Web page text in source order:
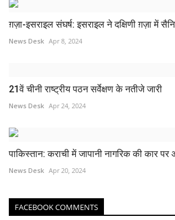
ग़ज़ा-इसराइल संघर्ष: इसराइल ने दक्षिणी ग़ज़ा में
News Desk Apr 8, 2024
21वें चीनी राष्ट्रीय पठन सर्वेक्षण के नतीजे जारी
News Desk Apr 24, 2024
पाकिस्तान: कराची में जापानी नागरिक की कार पर
News Desk Apr 20, 2024
FACEBOOK COMMENTS